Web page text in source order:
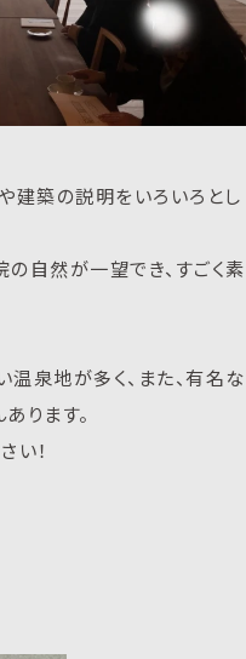
建築の説明をいろいろとし
自然が一望でき、すごく素
泉地が多く、また、有名な
ります。
い！